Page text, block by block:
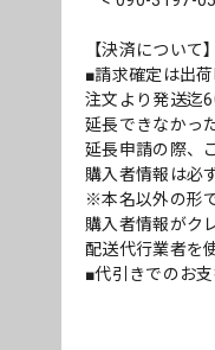
【決済について】
■請求確定は出
注文より発送迄
延長できなかっ
延長申請の際、
購入者情報は必
※本名以外の形
購入者情報がク
配送代行業者を
■代引きでのお